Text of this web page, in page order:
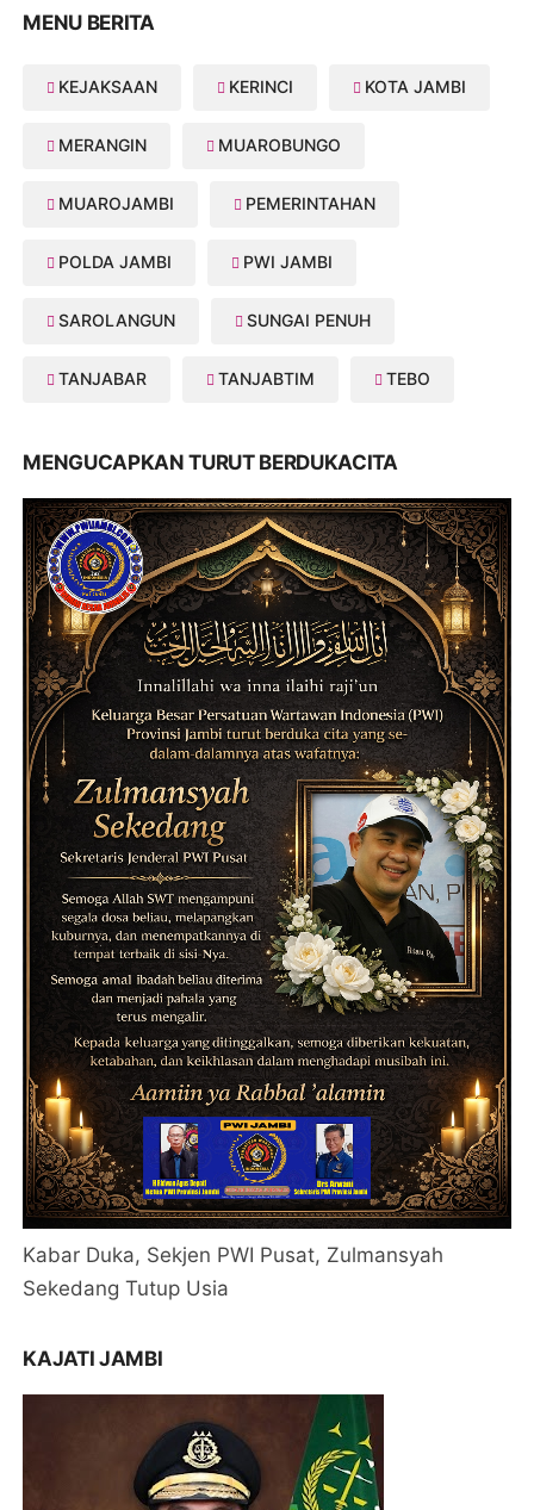
MENU BERITA
KEJAKSAAN KERINCI KOTA JAMBI
MERANGIN MUAROBUNGO
MUAROJAMBI PEMERINTAHAN
POLDA JAMBI PWI JAMBI
SAROLANGUN SUNGAI PENUH
TANJABAR TANJABTIM TEBO
MENGUCAPKAN TURUT BERDUKACITA
Kabar Duka, Sekjen PWI Pusat, Zulmansyah
Sekedang Tutup Usia
KAJATI JAMBI